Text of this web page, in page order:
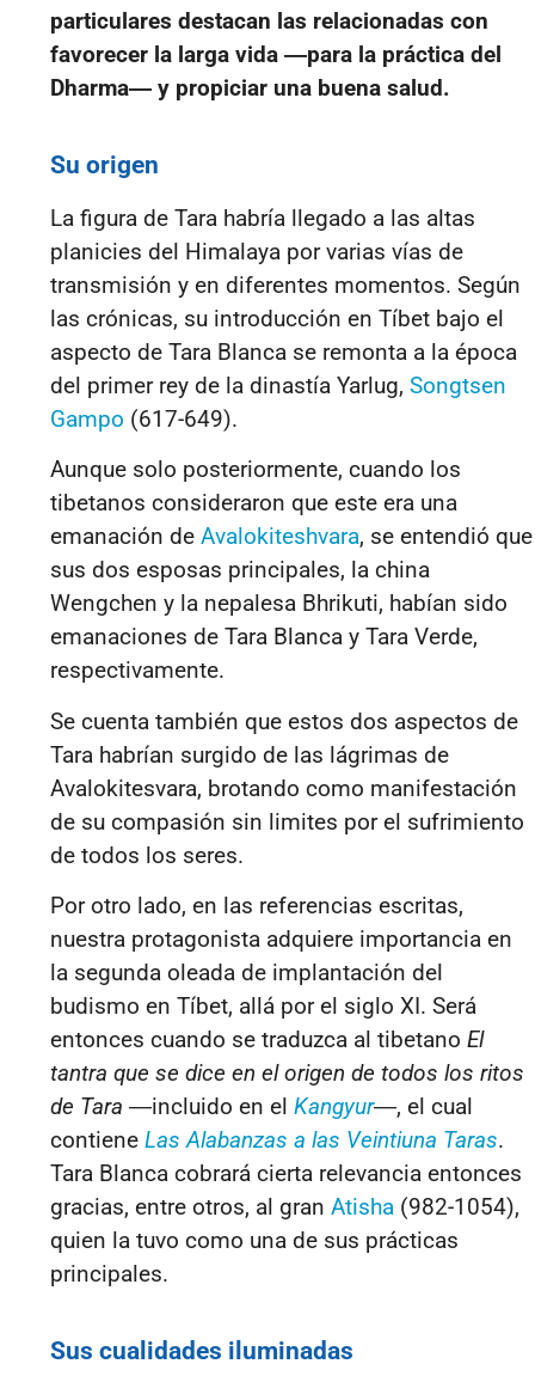
particulares destacan las relacionadas con
favorecer la larga vida ―para la práctica del
Dharma― y propiciar una buena salud.
Su origen
La figura de Tara habría llegado a las altas
planicies del Himalaya por varias vías de
transmisión y en diferentes momentos. Según
las crónicas, su introducción en Tíbet bajo el
aspecto de Tara Blanca se remonta a la época
del primer rey de la dinastía Yarlug, Songtsen
Gampo (617-649).
Aunque solo posteriormente, cuando los
tibetanos consideraron que este era una
emanación de Avalokiteshvara, se entendió que
sus dos esposas principales, la china
Wengchen y la nepalesa Bhrikuti, habían sido
emanaciones de Tara Blanca y Tara Verde,
respectivamente.
Se cuenta también que estos dos aspectos de
Tara habrían surgido de las lágrimas de
Avalokitesvara, brotando como manifestación
de su compasión sin limites por el sufrimiento
de todos los seres.
Por otro lado, en las referencias escritas,
nuestra protagonista adquiere importancia en
la segunda oleada de implantación del
budismo en Tíbet, allá por el siglo XI. Será
entonces cuando se traduzca al tibetano El
tantra que se dice en el origen de todos los ritos
de Tara ―incluido en el Kangyur―, el cual
contiene Las Alabanzas a las Veintiuna Taras.
Tara Blanca cobrará cierta relevancia entonces
gracias, entre otros, al gran Atisha (982-1054),
quien la tuvo como una de sus prácticas
principales.
Sus cualidades iluminadas